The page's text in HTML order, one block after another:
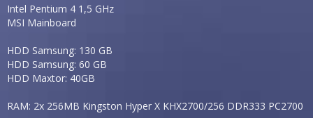
Intel Pentium 4 1,5 GHz
MSI Mainboard
HDD Samsung: 130 GB
HDD Samsung: 60 GB
HDD Maxtor: 40GB
RAM: 2x 256MB Kingston Hyper X KHX2700/256 DDR333 PC2700